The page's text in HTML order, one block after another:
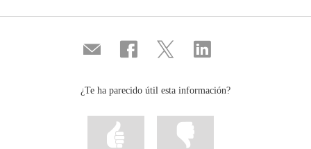
Compartir
por
Compartir
en
Compartir
en
Compartir
en
¿Te ha parecido útil esta información?
Marcar